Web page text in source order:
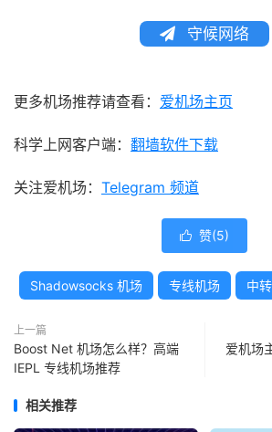
守候网络
更多机场推荐请查看： 爱机场主页
科学上网客户端： 翻墙软件下载
关注爱机场： Telegram 频道
 赞(5)
Shadowsocks 机场 专线机场 中
上一篇
Boost Net 机场怎么样？高端
IEPL 专线机场推荐
爱机场
相关推荐